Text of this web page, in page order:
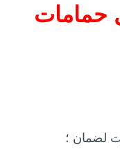
حمامات
لضمان ؛